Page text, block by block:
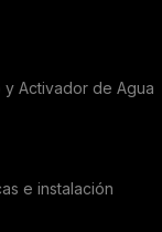
y Activador de Agua
e instalación